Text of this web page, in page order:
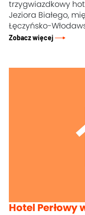
trzygwiazdkowy
Jeziora Białego,
Łęczyńsko-
Zobacz więcej
Hotel Perłowy